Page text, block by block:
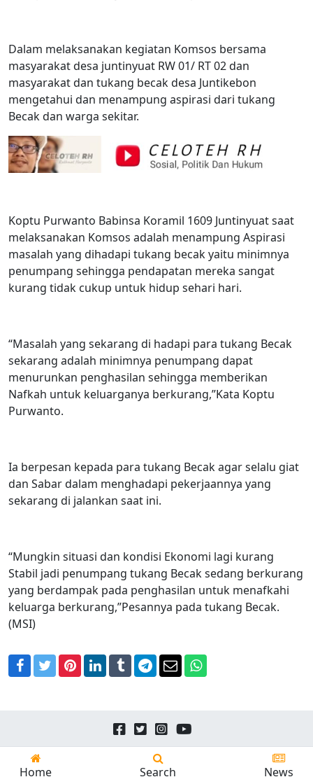
Dalam melaksanakan kegiatan Komsos bersama
masyarakat desa juntinyuat RW 01/ RT 02 dan
masyarakat dan tukang becak desa Juntikebon
mengetahui dan menampung aspirasi dari tukang
Becak dan warga sekitar.
Koptu Purwanto Babinsa Koramil 1609 Juntinyuat saat
melaksanakan Komsos adalah menampung Aspirasi
masalah yang dihadapi tukang becak yaitu minimnya
penumpang sehingga pendapatan mereka sangat
kurang tidak cukup untuk hidup sehari hari.
“Masalah yang sekarang di hadapi para tukang Becak
sekarang adalah minimnya penumpang dapat
menurunkan penghasilan sehingga memberikan
Nafkah untuk keluarganya berkurang,”Kata Koptu
Purwanto.
Ia berpesan kepada para tukang Becak agar selalu giat
dan Sabar dalam menghadapi pekerjaannya yang
sekarang di jalankan saat ini.
“Mungkin situasi dan kondisi Ekonomi lagi kurang
Stabil jadi penumpang tukang Becak sedang berkurang
yang berdampak pada penghasilan untuk menafkahi
keluarga berkurang,”Pesannya pada tukang Becak.
(MSI)
Facebook
TwitterPinterest
LinkedIn
TumblrTelegram
EmailWhatsApp
24news.id
Home Search News